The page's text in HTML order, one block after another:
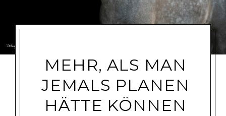
MEHR, ALS MAN
JEMALS PLANEN
HÄTTE KÖNNEN